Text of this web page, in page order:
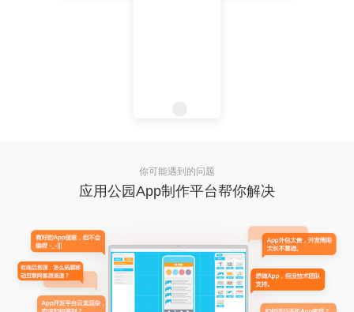
你可能遇到的问题
应用公园App制作平台帮你解决